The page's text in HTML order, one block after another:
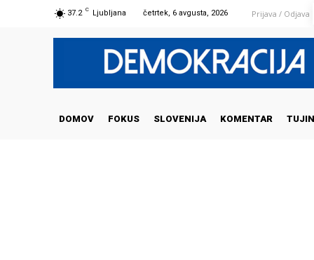
37.2 C Ljubljana četrtek, 6 avgusta, 2026 Prijava / Odjava
DOMOV FOKUS SLOVENIJA KOMENTAR